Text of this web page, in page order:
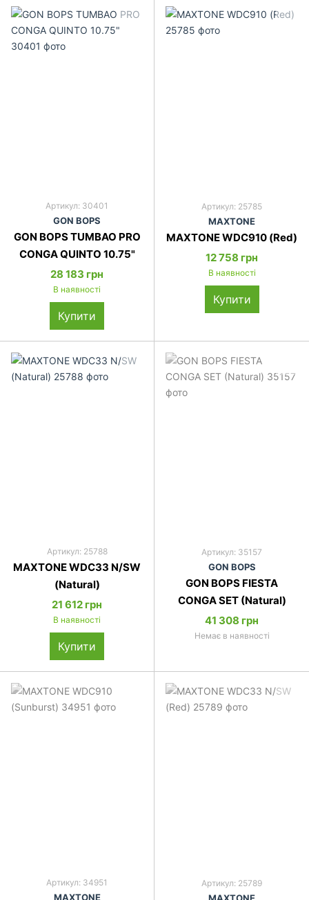
Артикул: 30401
GON BOPS
GON BOPS TUMBAO PRO
CONGA QUINTO 10.75"
28 183 грн
В наявності
Купити
Артикул: 25785
MAXTONE
MAXTONE WDC910 (Red)
12 758 грн
В наявності
Купити
Артикул: 25788
MAXTONE WDC33 N/SW
(Natural)
21 612 грн
В наявності
Купити
Артикул: 35157
GON BOPS
GON BOPS FIESTA
CONGA SET (Natural)
41 308 грн
Немає в наявності
Артикул: 34951
MAXTONE
Артикул: 25789